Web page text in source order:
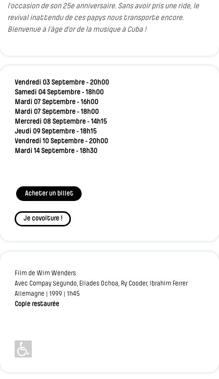
l’occasion de son 25e anniversaire. Sans avoir pris une ride, le
revival inattendu de ces papys nous transporte encore.
Bienvenue à l’âge d’or de la musique à Cuba !
Vendredi 03 Septembre - 20h00
Samedi 04 Septembre - 18h00
Mardi 07 Septembre - 16h00
Mardi 07 Septembre - 18h00
Mercredi 08 Septembre - 14h15
Jeudi 09 Septembre - 18h15
Vendredi 10 Septembre - 20h00
Mardi 14 Septembre - 18h30
Acheter un billet
Je covoiture !
Film de Wim Wenders
Avec Compay Segundo, Eliades Ochoa, Ry Cooder, Ibrahim Ferrer
Allemagne | 1999 | 1h45
Copie restaurée